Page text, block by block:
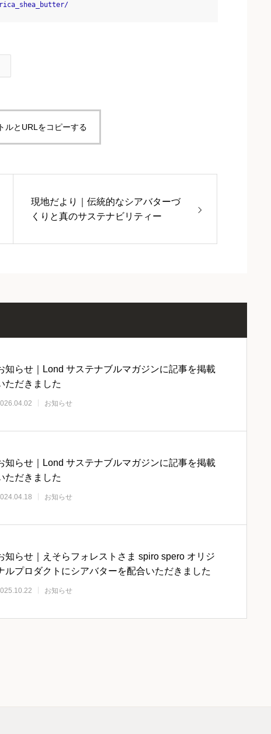
ルとURLをコピーする
現地だより｜伝統的なシアバターづ
くりと真のサステナビリティー
知らせ｜Lond サステナブルマガジンに記事を掲載
ただきました
お知らせ
知らせ｜Lond サステナブルマガジンに記事を掲載
ただきました
お知らせ
知らせ｜えそらフォレストさま spiro spero オリジ
ルプロダクトにシアバターを配合いただきました
お知らせ